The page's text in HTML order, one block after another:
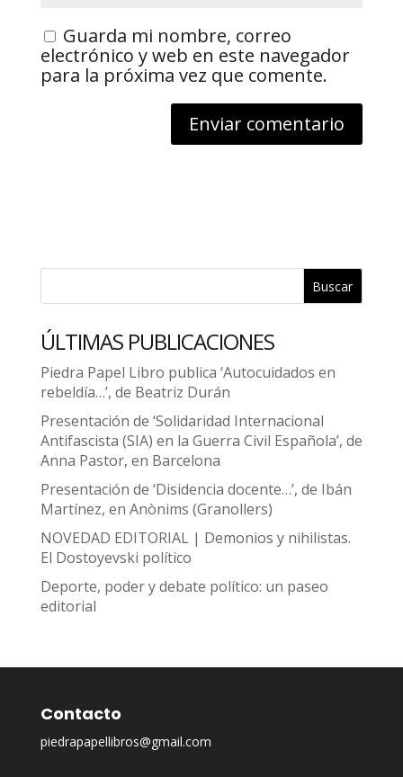
Guarda mi nombre, correo
electrónico y web en este navegador
para la próxima vez que comente.
Buscar
ÚLTIMAS PUBLICACIONES
Piedra Papel Libro publica ‘Autocuidados en
rebeldía…’, de Beatriz Durán
Presentación de ‘Solidaridad Internacional
Antifascista (SIA) en la Guerra Civil Española’, de
Anna Pastor, en Barcelona
Presentación de ‘Disidencia docente…’, de Ibán
Martínez, en Anònims (Granollers)
NOVEDAD EDITORIAL | Demonios y nihilistas.
El Dostoyevski político
Deporte, poder y debate político: un paseo
editorial
Contacto
piedrapapellibros@gmail.com